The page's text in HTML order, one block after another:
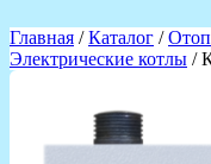
Главная /Каталог /
Электрические котлы /